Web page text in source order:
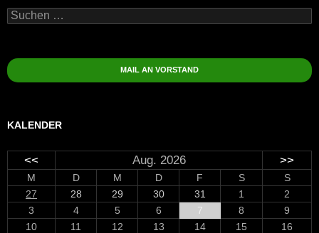
Suchen
nach:
MAIL AN VORSTAND
KALENDER
<< Aug. 2026 >>
M D M D F S
S
27
28 29 30 31 1
2
3
4 5 6 7 8
9
10
11 12 13 14 15
16